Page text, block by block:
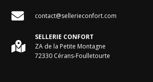
 contact@sellerieconfort.com

SELLERIE CONFORT
ZA de la Petite Montagne
72330 Cérans-Foulletourte